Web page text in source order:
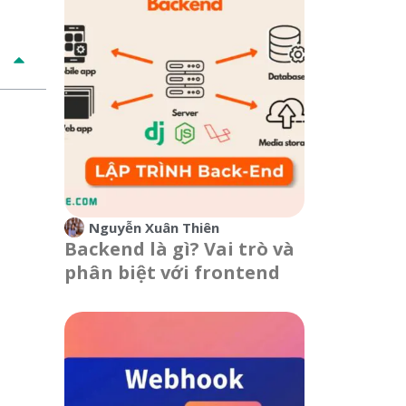
Nguyễn Xuân Thiên
Backend là gì? Vai trò và
phân biệt với frontend